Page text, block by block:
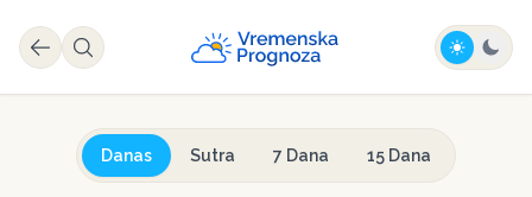
Danas Sutra 7 Dana 15 Dana